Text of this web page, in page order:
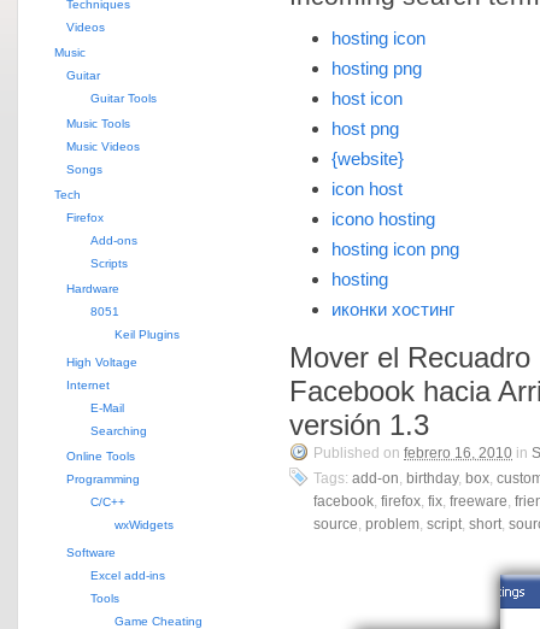
hosting icon
hosting png
host icon
host png
{website}
icon host
icono hosting
hosting icon png
hosting
иконки хостинг
Mover el
Facebook hacia
versión 1.3
Published on febrero 16, 2010 in
Tags: add-on, birthday, box,
facebook, firefox, fix, freeware,
source, problem, script, short,
Techniques
Videos
Music
Guitar
Guitar Tools
Music Tools
Music Videos
Songs
Tech
Firefox
Add-ons
Scripts
Hardware
8051
Keil Plugins
High Voltage
Internet
E-Mail
Searching
Online Tools
Programming
C/C++
wxWidgets
Software
Excel add-ins
Tools
Game Cheating